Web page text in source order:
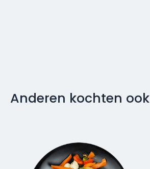
Anderen kochten ook